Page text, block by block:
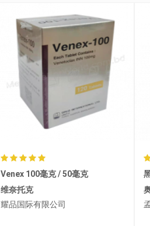
黑盒9291/Ositag 80毫克
奥希替尼/奥西替尼
孟加拉碧康制药